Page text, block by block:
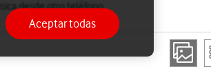
desde otro teléfono
Aceptar todas